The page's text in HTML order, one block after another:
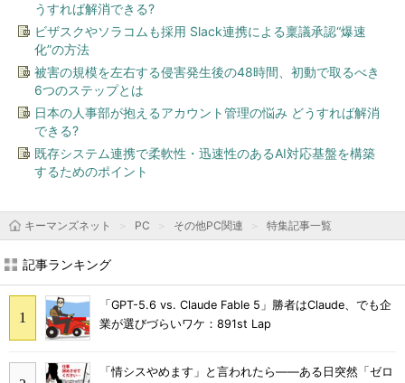
うすれば解消できる?
ビザスクやソラコムも採用 Slack連携による稟議承認“爆速
化”の方法
被害の規模を左右する侵害発生後の48時間、初動で取るべき
6つのステップとは
日本の人事部が抱えるアカウント管理の悩み どうすれば解消
できる?
既存システム連携で柔軟性・迅速性のあるAI対応基盤を構築
するためのポイント
キーマンズネット PC その他PC関連 特集記事一覧
記事ランキング
「GPT-5.6 vs. Claude Fable 5」勝者はClaude、でも企
業が選びづらいワケ：891st Lap
「情シスやめます」と言われたら――ある日突然「ゼロ